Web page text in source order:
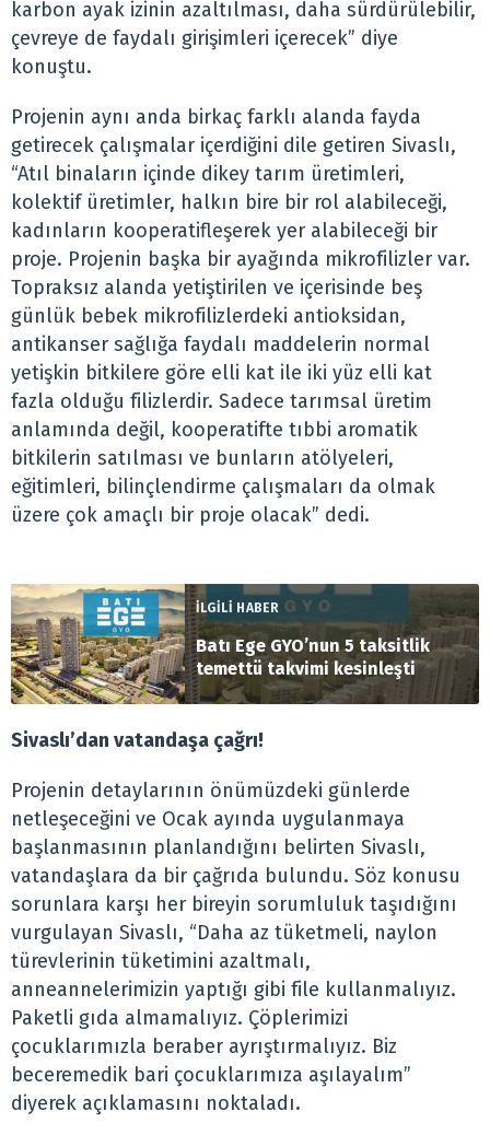
karbon ayak izinin azaltılması, daha sürdürülebilir,
çevreye de faydalı girişimleri içerecek” diye
konuştu.
Projenin aynı anda birkaç farklı alanda fayda
getirecek çalışmalar içerdiğini dile getiren Sivaslı,
“Atıl binaların içinde dikey tarım üretimleri,
kolektif üretimler, halkın bire bir rol alabileceği,
kadınların kooperatifleşerek yer alabileceği bir
proje. Projenin başka bir ayağında mikrofilizler var.
Topraksız alanda yetiştirilen ve içerisinde beş
günlük bebek mikrofilizlerdeki antioksidan,
antikanser sağlığa faydalı maddelerin normal
yetişkin bitkilere göre elli kat ile iki yüz elli kat
fazla olduğu filizlerdir. Sadece tarımsal üretim
anlamında değil, kooperatifte tıbbi aromatik
bitkilerin satılması ve bunların atölyeleri,
eğitimleri, bilinçlendirme çalışmaları da olmak
üzere çok amaçlı bir proje olacak” dedi.
İLGİLİ HABER
Batı Ege GYO’nun 5 taksitlik
temettü takvimi kesinleşti
Sivaslı’dan vatandaşa çağrı!
Projenin detaylarının önümüzdeki günlerde
netleşeceğini ve Ocak ayında uygulanmaya
başlanmasının planlandığını belirten Sivaslı,
vatandaşlara da bir çağrıda bulundu. Söz konusu
sorunlara karşı her bireyin sorumluluk taşıdığını
vurgulayan Sivaslı, “Daha az tüketmeli, naylon
türevlerinin tüketimini azaltmalı,
anneannelerimizin yaptığı gibi file kullanmalıyız.
Paketli gıda almamalıyız. Çöplerimizi
çocuklarımızla beraber ayrıştırmalıyız. Biz
beceremedik bari çocuklarımıza aşılayalım”
diyerek açıklamasını noktaladı.